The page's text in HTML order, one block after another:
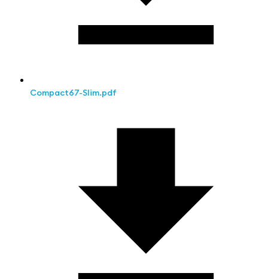
Compact67-Slim.pdf